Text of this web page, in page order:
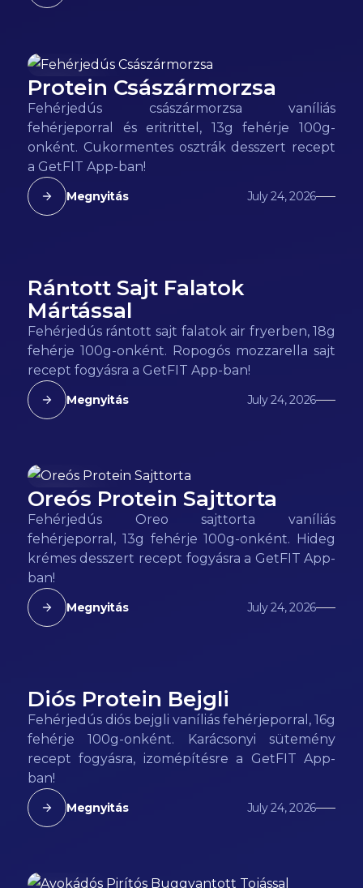
155kcal
Protein Császármorzsa
Fehérjedús császármorzsa vaníliás
fehérjeporral és eritrittel, 13g fehérje 100g-
onként. Cukormentes osztrák desszert recept
a GetFIT App-ban!
Megnyitás July 24, 2026
185kcal
Rántott Sajt Falatok
Mártással
Fehérjedús rántott sajt falatok air fryerben, 18g
fehérje 100g-onként. Ropogós mozzarella sajt
recept fogyásra a GetFIT App-ban!
Megnyitás July 24, 2026
155kcal
Oreós Protein Sajttorta
Fehérjedús Oreo sajttorta vaníliás
fehérjeporral, 13g fehérje 100g-onként. Hideg
krémes desszert recept fogyásra a GetFIT App-
ban!
Megnyitás July 24, 2026
220kcal
Diós Protein Bejgli
Fehérjedús diós bejgli vaníliás fehérjeporral, 16g
fehérje 100g-onként. Karácsonyi sütemény
recept fogyásra, izomépítésre a GetFIT App-
ban!
Megnyitás July 24, 2026